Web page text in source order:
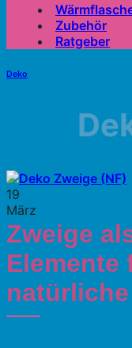
Zubehör
Ratgeber
Deko
19
März
Zweige
Elemente